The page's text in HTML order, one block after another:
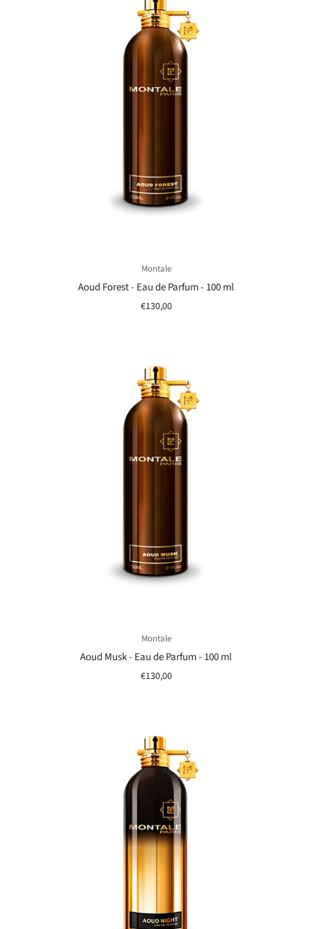
Montale
Aoud Forest - Eau de Parfum - 100 ml
€130,00
Montale
Aoud Musk - Eau de Parfum - 100 ml
€130,00